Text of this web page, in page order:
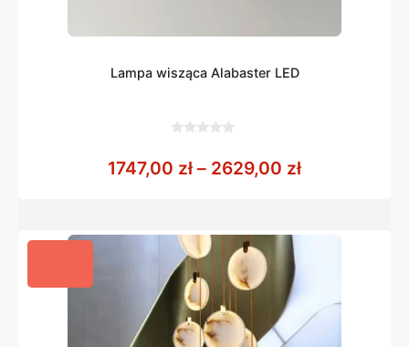
Lampa wisząca Alabaster LED
5
1747,00 zł – 2629,00 złZakres cen: